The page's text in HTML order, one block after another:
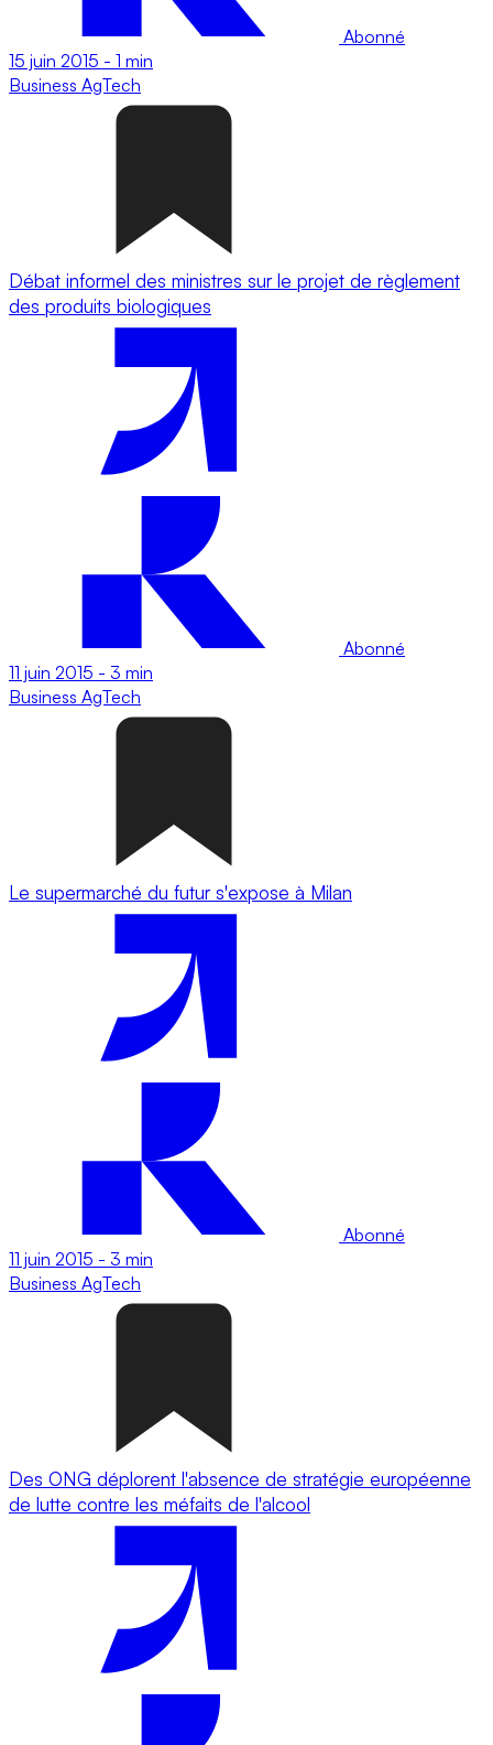
Abonné
15 juin 2015 - 1 min
Business AgTech
Débat informel des ministres sur le projet de règlement
des produits biologiques
Abonné
11 juin 2015 - 3 min
Business AgTech
Le supermarché du futur s'expose à Milan
Abonné
11 juin 2015 - 3 min
Business AgTech
Des ONG déplorent l'absence de stratégie européenne
de lutte contre les méfaits de l'alcool